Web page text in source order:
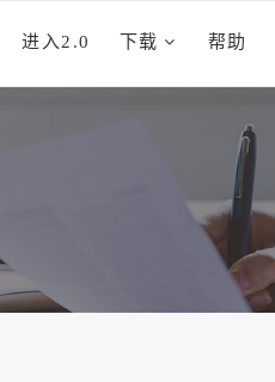
进入2.0 下载 帮助